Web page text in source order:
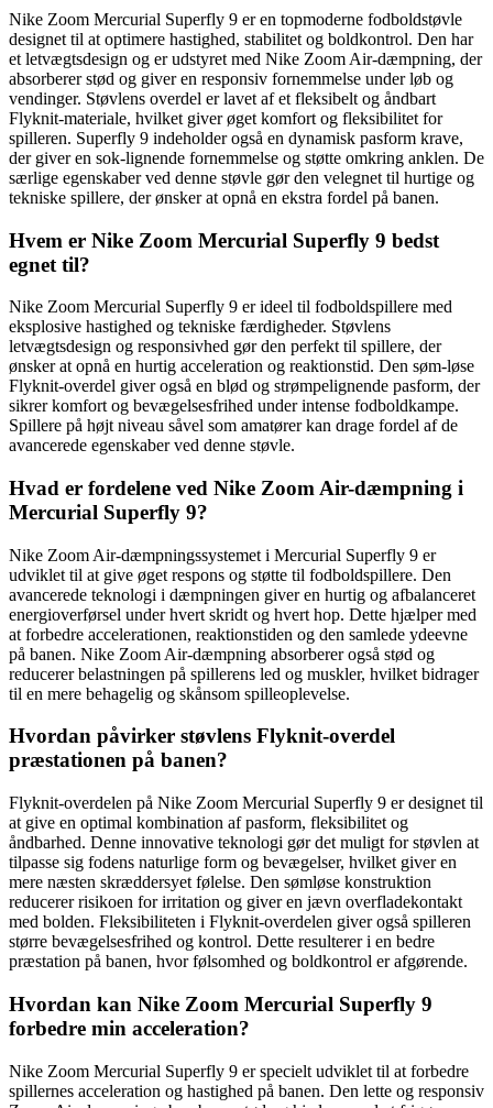
Nike Zoom Mercurial Superfly 9 er en topmoderne fodboldstøvle
designet til at optimere hastighed, stabilitet og boldkontrol. Den har
et letvægtsdesign og er udstyret med Nike Zoom Air-dæmpning, der
absorberer stød og giver en responsiv fornemmelse under løb og
vendinger. Støvlens overdel er lavet af et fleksibelt og åndbart
Flyknit-materiale, hvilket giver øget komfort og fleksibilitet for
spilleren. Superfly 9 indeholder også en dynamisk pasform krave,
der giver en sok-lignende fornemmelse og støtte omkring anklen. De
særlige egenskaber ved denne støvle gør den velegnet til hurtige og
tekniske spillere, der ønsker at opnå en ekstra fordel på banen.
Hvem er Nike Zoom Mercurial Superfly 9 bedst
egnet til?
Nike Zoom Mercurial Superfly 9 er ideel til fodboldspillere med
eksplosive hastighed og tekniske færdigheder. Støvlens
letvægtsdesign og responsivhed gør den perfekt til spillere, der
ønsker at opnå en hurtig acceleration og reaktionstid. Den søm-løse
Flyknit-overdel giver også en blød og strømpelignende pasform, der
sikrer komfort og bevægelsesfrihed under intense fodboldkampe.
Spillere på højt niveau såvel som amatører kan drage fordel af de
avancerede egenskaber ved denne støvle.
Hvad er fordelene ved Nike Zoom Air-dæmpning i
Mercurial Superfly 9?
Nike Zoom Air-dæmpningssystemet i Mercurial Superfly 9 er
udviklet til at give øget respons og støtte til fodboldspillere. Den
avancerede teknologi i dæmpningen giver en hurtig og afbalanceret
energioverførsel under hvert skridt og hvert hop. Dette hjælper med
at forbedre accelerationen, reaktionstiden og den samlede ydeevne
på banen. Nike Zoom Air-dæmpning absorberer også stød og
reducerer belastningen på spillerens led og muskler, hvilket bidrager
til en mere behagelig og skånsom spilleoplevelse.
Hvordan påvirker støvlens Flyknit-overdel
præstationen på banen?
Flyknit-overdelen på Nike Zoom Mercurial Superfly 9 er designet til
at give en optimal kombination af pasform, fleksibilitet og
åndbarhed. Denne innovative teknologi gør det muligt for støvlen at
tilpasse sig fodens naturlige form og bevægelser, hvilket giver en
mere næsten skræddersyet følelse. Den sømløse konstruktion
reducerer risikoen for irritation og giver en jævn overfladekontakt
med bolden. Fleksibiliteten i Flyknit-overdelen giver også spilleren
større bevægelsesfrihed og kontrol. Dette resulterer i en bedre
præstation på banen, hvor følsomhed og boldkontrol er afgørende.
Hvordan kan Nike Zoom Mercurial Superfly 9
forbedre min acceleration?
Nike Zoom Mercurial Superfly 9 er specielt udviklet til at forbedre
spillernes acceleration og hastighed på banen. Den lette og responsiv